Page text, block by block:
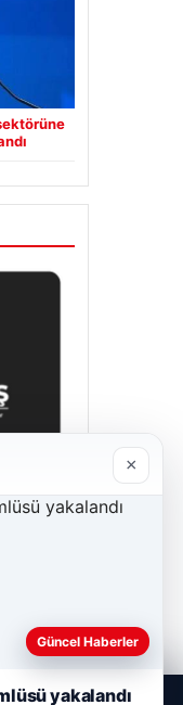
×
Güncel Haberler
yakalandı